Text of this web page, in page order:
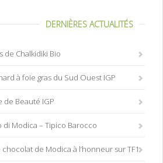
DERNIÈRES ACTUALITÉS
de Chalkidiki Bio
à foie gras du Sud Ouest IGP
de Beauté IGP
Modica – Tipico Barocco
chocolat de Modica à l’honneur sur TF1